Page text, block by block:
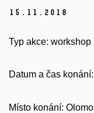
15. 11. 2018
Typ akce: workshop
Datum a čas konání:
Místo konání: